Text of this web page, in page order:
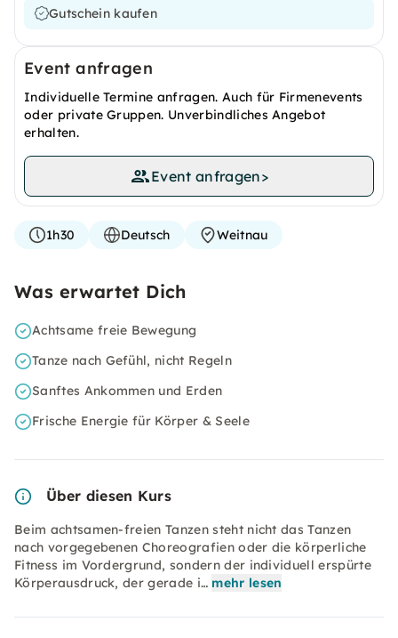
Gutschein kaufen
Event anfragen
Individuelle Termine anfragen. Auch für Firmenevents
oder private Gruppen. Unverbindliches Angebot
erhalten.
Event anfragen>
1h30 Deutsch Weitnau
Was erwartet Dich
Achtsame freie Bewegung
Tanze nach Gefühl, nicht Regeln
Sanftes Ankommen und Erden
Frische Energie für Körper & Seele
Über diesen Kurs
Beim achtsamen-freien Tanzen steht nicht das Tanzen
nach vorgegebenen Choreografien oder die körperliche
Fitness im Vordergrund, sondern der individuell erspürte
Körperausdruck, der gerade i… mehr lesen